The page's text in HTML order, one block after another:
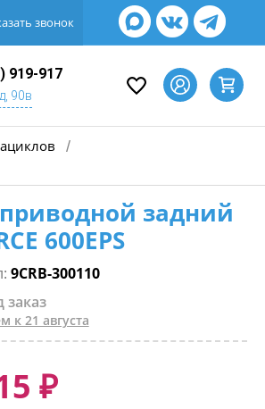
звонок
919-917
90в
/
задний
600EPS
9CRB-300110
заказ
к 21 августа
₽